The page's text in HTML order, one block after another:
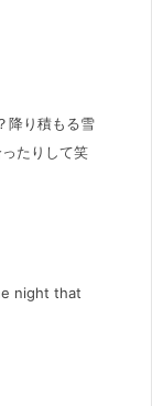
り積もる雪
たりして笑
night that